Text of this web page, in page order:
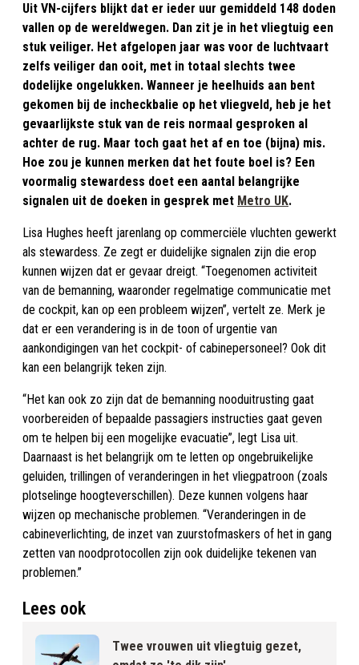
Uit VN-cijfers blijkt dat er ieder uur gemiddeld 148 doden
vallen op de wereldwegen. Dan zit je in het vliegtuig een
stuk veiliger. Het afgelopen jaar was voor de luchtvaart
zelfs veiliger dan ooit, met in totaal slechts twee
dodelijke ongelukken. Wanneer je heelhuids aan bent
gekomen bij de incheckbalie op het vliegveld, heb je het
gevaarlijkste stuk van de reis normaal gesproken al
achter de rug. Maar toch gaat het af en toe (bijna) mis.
Hoe zou je kunnen merken dat het foute boel is? Een
voormalig stewardess doet een aantal belangrijke
signalen uit de doeken in gesprek met Metro UK.
Lisa Hughes heeft jarenlang op commerciële vluchten gewerkt
als stewardess. Ze zegt er duidelijke signalen zijn die erop
kunnen wijzen dat er gevaar dreigt. “Toegenomen activiteit
van de bemanning, waaronder regelmatige communicatie met
de cockpit, kan op een probleem wijzen”, vertelt ze. Merk je
dat er een verandering is in de toon of urgentie van
aankondigingen van het cockpit- of cabinepersoneel? Ook dit
kan een belangrijk teken zijn.
“Het kan ook zo zijn dat de bemanning nooduitrusting gaat
voorbereiden of bepaalde passagiers instructies gaat geven
om te helpen bij een mogelijke evacuatie”, legt Lisa uit.
Daarnaast is het belangrijk om te letten op ongebruikelijke
geluiden, trillingen of veranderingen in het vliegpatroon (zoals
plotselinge hoogteverschillen). Deze kunnen volgens haar
wijzen op mechanische problemen. “Veranderingen in de
cabineverlichting, de inzet van zuurstofmaskers of het in gang
zetten van noodprotocollen zijn ook duidelijke tekenen van
problemen.”
Lees ook
Twee vrouwen uit vliegtuig gezet,